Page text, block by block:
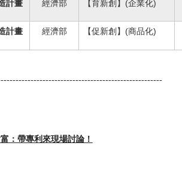
計畫 經濟部 【育新創】(企業化)
計畫 經濟部 【促新創】(商品化)
-----------------------------------------------
：帶專利來現場討論！